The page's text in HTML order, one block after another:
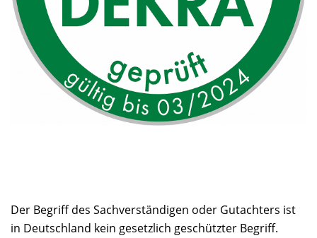
Der Begriff des Sachverständigen oder Gutachters ist
in Deutschland kein gesetzlich geschützter Begriff.